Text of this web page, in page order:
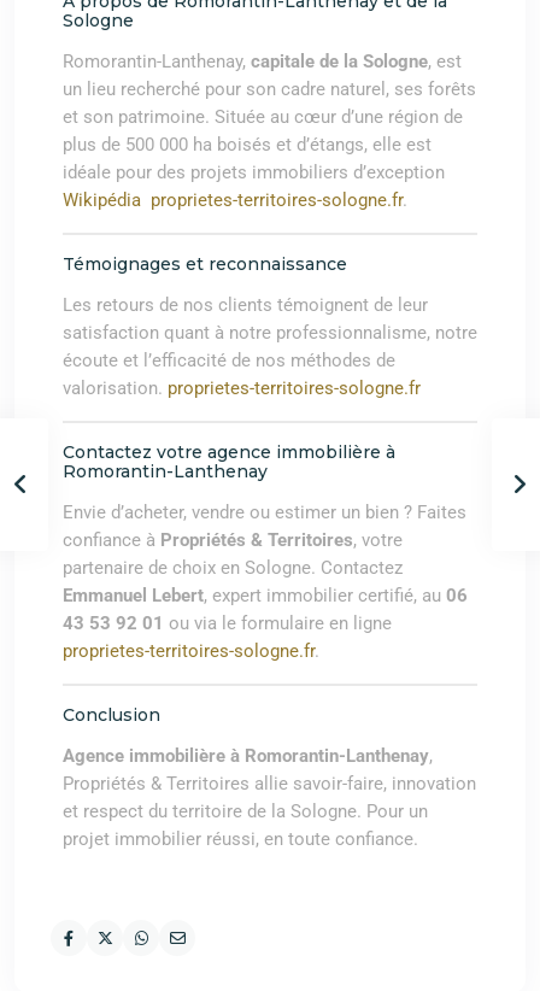
Sologne
Romorantin-Lanthenay, capitale de la Sologne, est
un lieu recherché pour son cadre naturel, ses forêts
et son patrimoine. Située au cœur d’une région de
plus de 500 000 ha boisés et d’étangs, elle est
idéale pour des projets immobiliers d’exception
Wikipédia proprietes-territoires-sologne.fr.
Témoignages et reconnaissance
Les retours de nos clients témoignent de leur
satisfaction quant à notre professionnalisme, notre
écoute et l’efficacité de nos méthodes de
valorisation. proprietes-territoires-sologne.fr
Contactez votre agence immobilière à
Romorantin-Lanthenay
Envie d’acheter, vendre ou estimer un bien ? Faites
confiance à Propriétés & Territoires, votre
partenaire de choix en Sologne. Contactez
Emmanuel Lebert, expert immobilier certifié, au 06
43 53 92 01 ou via le formulaire en ligne
proprietes-territoires-sologne.fr.
Conclusion
Agence immobilière à Romorantin-Lanthenay,
Propriétés & Territoires allie savoir-faire, innovation
et respect du territoire de la Sologne. Pour un
projet immobilier réussi, en toute confiance.